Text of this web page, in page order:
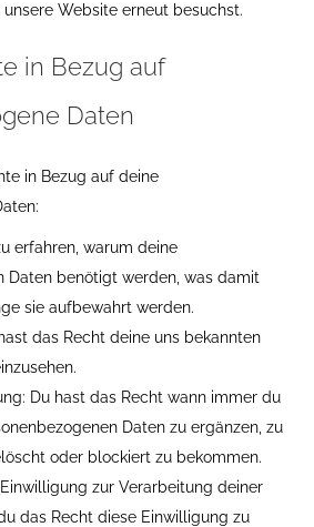
Website erneut besuchst.
in Bezug auf
Daten
in Bezug auf deine
erfahren, warum deine
Daten benötigt werden, was damit
sie aufbewahrt werden.
das Recht deine uns bekannten
Du hast das Recht wann immer du
Daten zu ergänzen, zu
oder blockiert zu bekommen.
zur Verarbeitung deiner
das Recht diese Einwilligung zu